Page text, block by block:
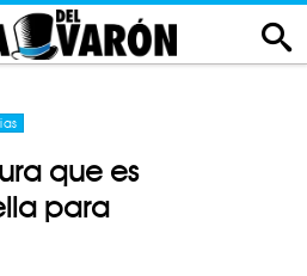
que es
para